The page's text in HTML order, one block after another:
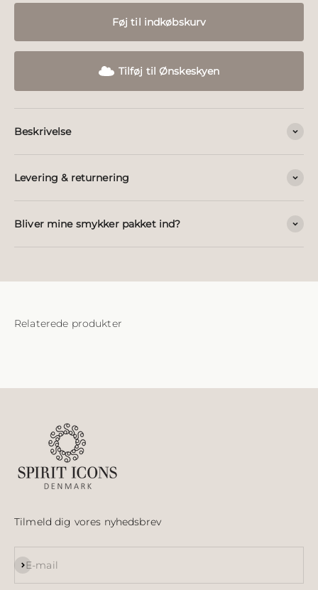
Føj til indkøbskurv
Tilføj til Ønskeskyen
Beskrivelse
Levering & returnering
Bliver mine smykker pakket ind?
Tilmeld dig vores nyhedsbrev
E-mail
Abonnér